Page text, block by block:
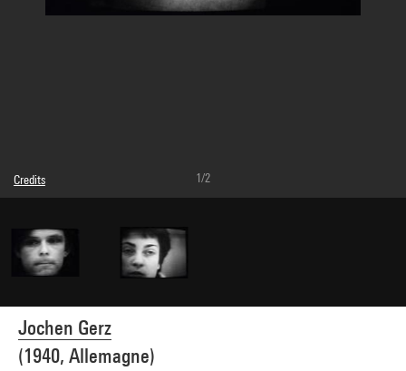
Jochen Gerz
(1940, Allemagne)
Credits
Caption : Photogramme
Photo credits : Centre Pompidou, MNAM-CCI/Service de la documentation
photographique du MNAM/Dist. GrandPalaisRmn
Image reference : 4N12024
1/2